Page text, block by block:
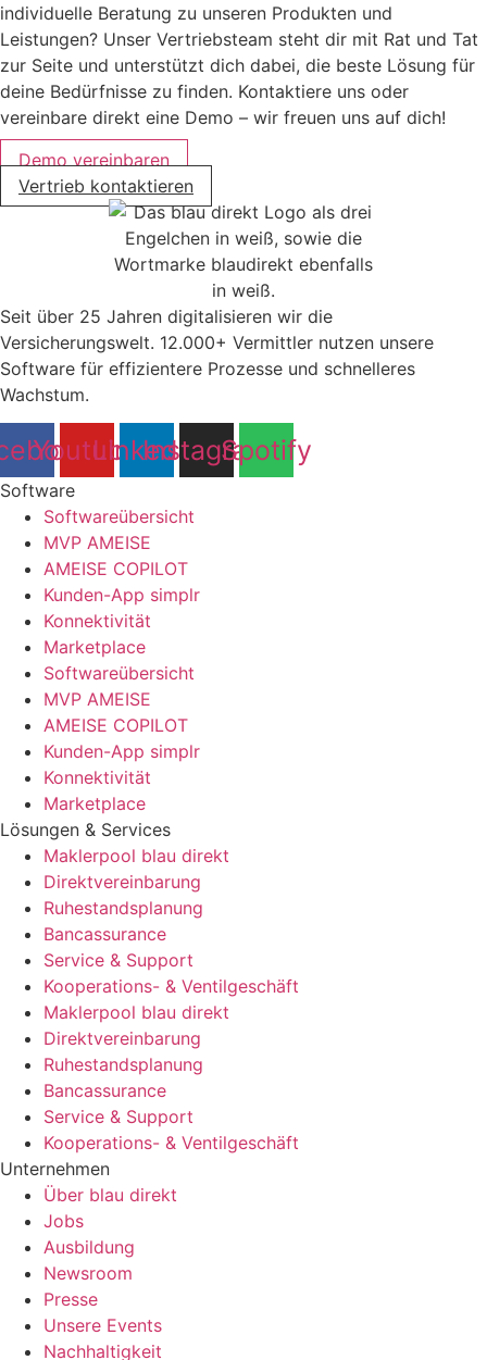
individuelle Beratung zu unseren Produkten und
Leistungen? Unser Vertriebsteam steht dir mit Rat und Tat
zur Seite und unterstützt dich dabei, die beste Lösung für
deine Bedürfnisse zu finden. Kontaktiere uns oder
vereinbare direkt eine Demo – wir freuen uns auf dich!
Demo vereinbaren
Vertrieb kontaktieren
Seit über 25 Jahren digitalisieren wir die
Versicherungswelt. 12.000+ Vermittler nutzen unsere
Software für effizientere Prozesse und schnelleres
Wachstum.
YoutubeLinkedin
Instagram
Spotify
Software
Softwareübersicht
MVP AMEISE
AMEISE COPILOT
Kunden-App simplr
Konnektivität
Marketplace
Softwareübersicht
MVP AMEISE
AMEISE COPILOT
Kunden-App simplr
Konnektivität
Marketplace
Lösungen & Services
Maklerpool blau direkt
Direktvereinbarung
Ruhestandsplanung
Bancassurance
Service & Support
Kooperations- & Ventilgeschäft
Maklerpool blau direkt
Direktvereinbarung
Ruhestandsplanung
Bancassurance
Service & Support
Kooperations- & Ventilgeschäft
Unternehmen
Über blau direkt
Jobs
Ausbildung
Newsroom
Presse
Unsere Events
Nachhaltigkeit